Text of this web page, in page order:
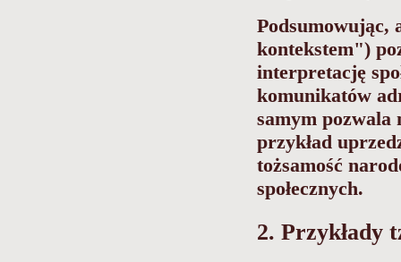
Podsumowując,
kontekstem")
interpretację
komunikatów
samym pozwala
przykład
tożsamość
społecznych.
2. Przykłady